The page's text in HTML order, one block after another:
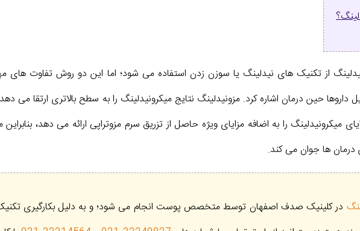
از تکنیک های نیدلینگ یا سوزن زدن استفاده می شود؛ اما این دو روش تفاوت های
حین درمان اشاره کرد. مزونیدلینگ نتایج میکرونیدلینگ را به سطح بالاتری ارتقا
را به اضافه مزایای ویژه حاصل از تزریق سرم مزوتراپی ارائه می دهد، بنابراین
درمان ها جوان می کند.
در کلینیک صدف اصفهان توسط متخصص پوست انجام می شود؛ و به دلیل بکارگیری تکنیک